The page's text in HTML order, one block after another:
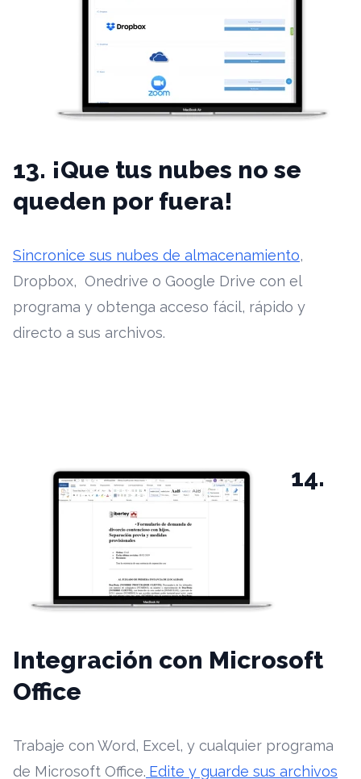
13. ¡Que tus nubes no se
queden por fuera!
Sincronice sus nubes de almacenamiento,
Dropbox, Onedrive o Google Drive con el
programa y obtenga acceso fácil, rápido y
directo a sus archivos.
14.
Integración con Microsoft
Office
Trabaje con Word, Excel, y cualquier programa
de Microsoft Office. Edite y guarde sus archivos